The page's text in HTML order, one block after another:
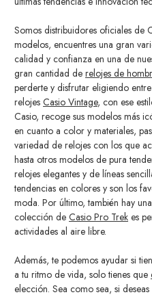
Somos distribuidores oficiales de
modelos, encuentres una gran
calidad y confianza en una de
gran cantidad de relojes de
perderte y disfrutar eligiendo
relojes Casio Vintage, con ese
Casio, recoge sus modelos más
en cuanto a color y materiales,
variedad de relojes con los que
hasta otros modelos de pura
relojes elegantes y de líneas
tendencias en colores y son los
moda. Por último, también hay
colección de Casio Pro Trek es
actividades al aire libre.
Además, te podemos ayudar si
a tu ritmo de vida, solo tienes que
elección. Sea como sea, si